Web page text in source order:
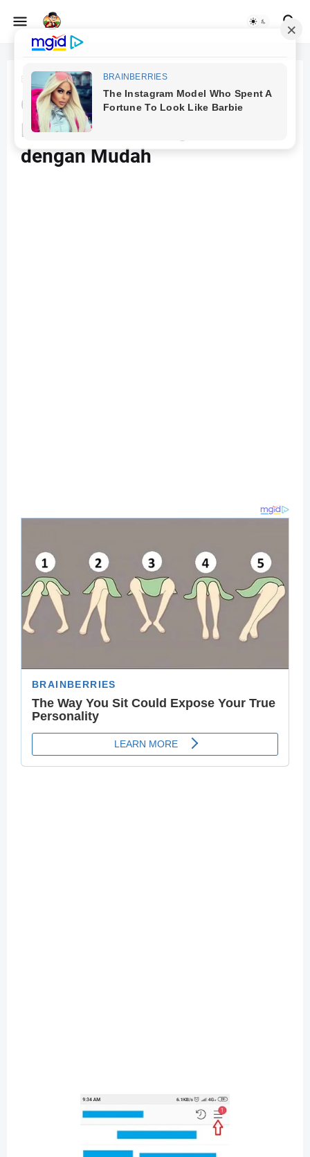
Beranda Teknologi
Cara Menghapus Riwayat
Pencarian di Instagram
dengan Mudah